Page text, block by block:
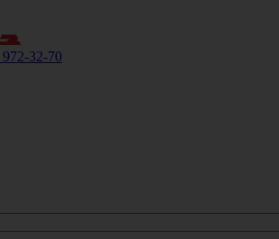
972-32-70